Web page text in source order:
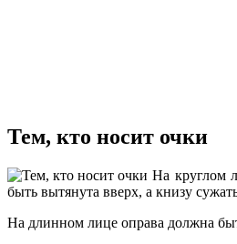
Тем, кто носит очки
На круглом
быть вытянута вверх, а книзу
На длинном лице оправа должна